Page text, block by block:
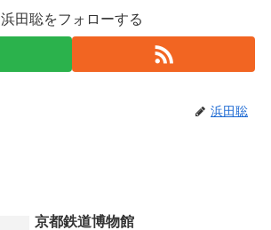
浜田聡をフォローする
浜田聡
京都鉄道博物館